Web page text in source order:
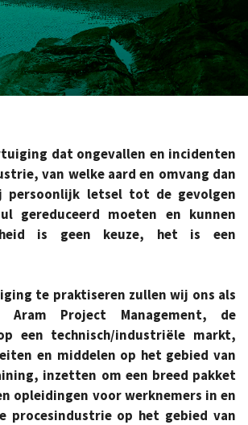
dat ongevallen en incidenten
van welke aard en omvang dan
persoonlijk letsel tot de gevolgen
gereduceerd moeten en kunnen
is geen keuze, het is een
te praktiseren zullen wij ons als
Aram Project Management, de
een technisch/industriële markt,
en middelen op het gebied van
inzetten om een breed pakket
opleidingen voor werknemers in en
procesindustrie op het gebied van